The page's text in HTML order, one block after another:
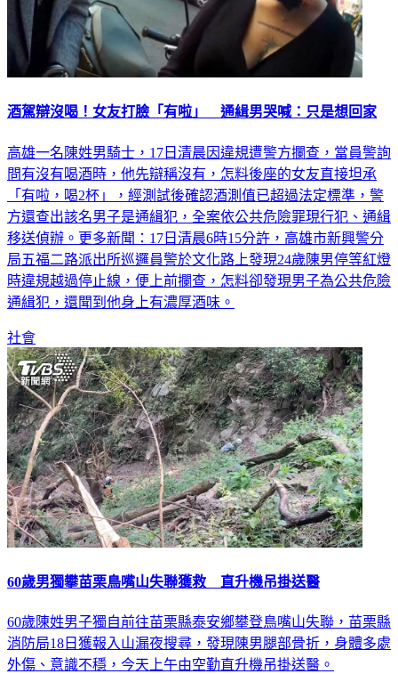
酒駕辯沒喝！女友打臉「有啦」 通緝男哭喊：只是想回家
高雄一名陳姓男騎士，17日清晨因違規遭警方攔查，當員警詢
問有沒有喝酒時，他先辯稱沒有，怎料後座的女友直接坦承
「有啦，喝2杯」，經測試後確認酒測值已超過法定標準，警
方還查出該名男子是通緝犯，全案依公共危險罪現行犯、通緝
移送偵辦。更多新聞：17日清晨6時15分許，高雄市新興警分
局五福二路派出所巡邏員警於文化路上發現24歲陳男停等紅燈
時違規越過停止線，便上前攔查，怎料卻發現男子為公共危險
通緝犯，還聞到他身上有濃厚酒味。
社會
60歲男獨攀苗栗鳥嘴山失聯獲救 直升機吊掛送醫
60歲陳姓男子獨自前往苗栗縣泰安鄉攀登鳥嘴山失聯，苗栗縣
消防局18日獲報入山漏夜搜尋，發現陳男腿部骨折，身體多處
外傷、意識不穩，今天上午由空勤直升機吊掛送醫。